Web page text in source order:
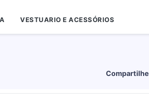
VESTUARIO E ACESSÓRIOS
Compartilhe